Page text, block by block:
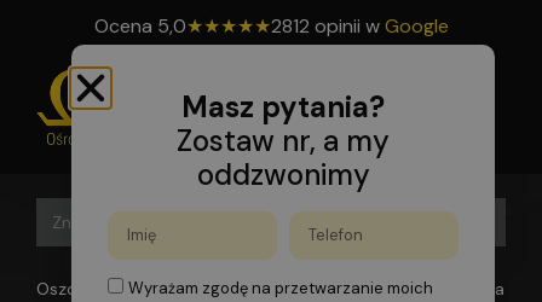
Ocena 5,0★★★★★2812 opinii wGoogle
Search
for:
Search
Oszomega>Kurs spawania elektrycznego>Kurs spawania
Masz pytania?
Zostaw nr, a my
oddzwonimy
Wyrażam zgodę na przetwarzanie moich